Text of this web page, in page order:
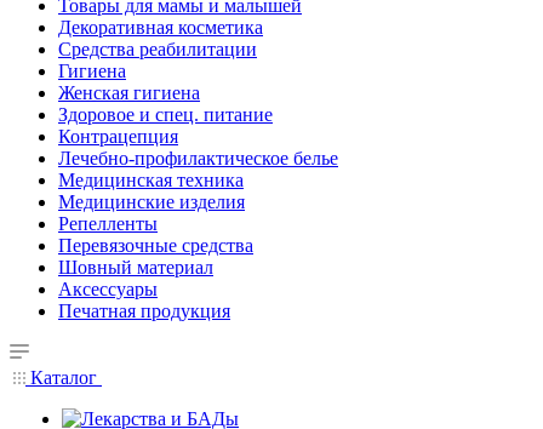
Товары для мамы и малышей
Декоративная косметика
Средства реабилитации
Гигиена
Женская гигиена
Здоровое и спец. питание
Контрацепция
Лечебно-профилактическое белье
Медицинская техника
Медицинские изделия
Репелленты
Перевязочные средства
Шовный материал
Аксессуары
Печатная продукция
Каталог